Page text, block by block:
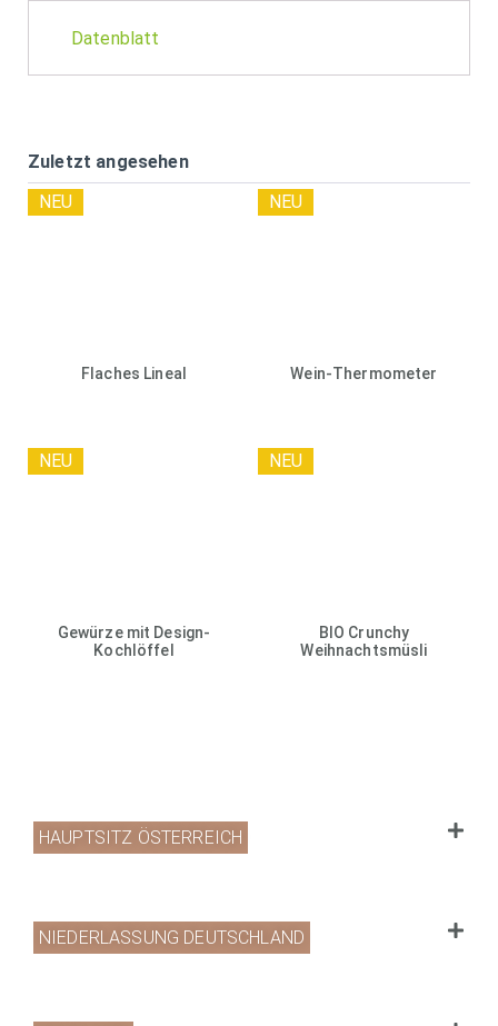
Datenblatt
Zuletzt angesehen
Flaches Lineal
NEU
Wein-Thermometer
NEU
Gewürze mit Design-
Kochlöffel
NEU
BIO Crunchy
Weihnachtsmüsli
NEU
HAUPTSITZ ÖSTERREICH
NIEDERLASSUNG DEUTSCHLAND